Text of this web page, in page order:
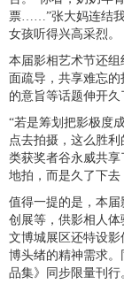
票……”张大妈连结
女孩听得兴高采烈。
本届影相艺术节还
面疏导，共享难忘
的意旨等话题伸开久
“若是筹划把影极度
点去拍摄，这么胜
类获奖者谷永威共
地拍，而是久了下
值得一提的是，本
创展等，供影相人体
文博城展区还特设
博头绪的精神需求
品集》同步限量刊行